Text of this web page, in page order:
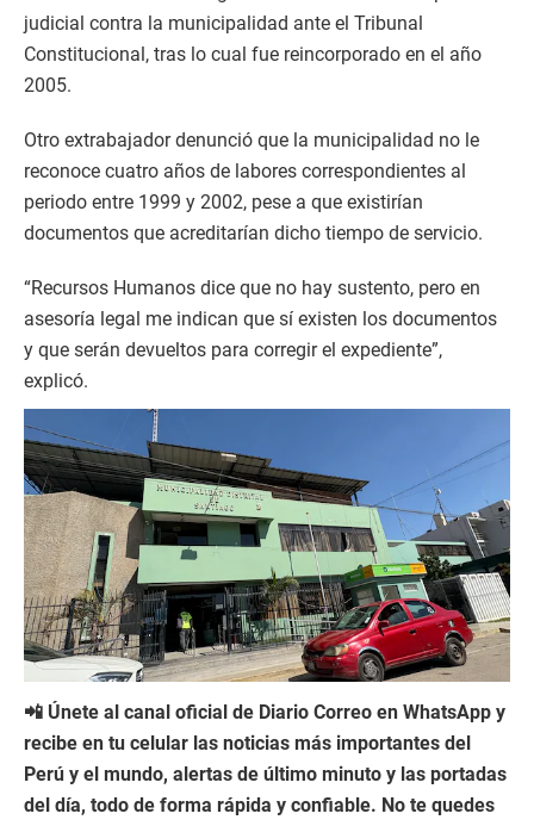
judicial contra la municipalidad ante el Tribunal
Constitucional, tras lo cual fue reincorporado en el año
2005.
Otro extrabajador denunció que la municipalidad no le
reconoce cuatro años de labores correspondientes al
periodo entre 1999 y 2002, pese a que existirían
documentos que acreditarían dicho tiempo de servicio.
“Recursos Humanos dice que no hay sustento, pero en
asesoría legal me indican que sí existen los documentos
y que serán devueltos para corregir el expediente”,
explicó.
📲 Únete al canal oficial de Diario Correo en WhatsApp y
recibe en tu celular las noticias más importantes del
Perú y el mundo, alertas de último minuto y las portadas
del día, todo de forma rápida y confiable. No te quedes